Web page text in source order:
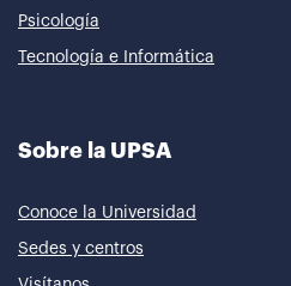
Psicología
Tecnología e Informática
Sobre la UPSA
Conoce la Universidad
Sedes y centros